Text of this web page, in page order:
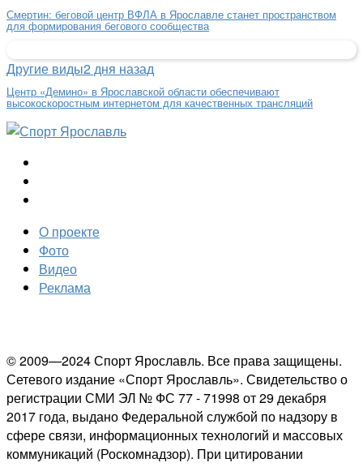
Смертин: беговой центр ВФЛА в Ярославле станет пространством
для формирования бегового сообщества
Другие виды2 дня назад
Центр «Демино» в Ярославской области обеспечивают
высокоскоростным интернетом для качественных трансляций
О проекте
Фото
Видео
Реклама
© 2009—2024 Спорт Ярославль. Все права защищены.
Сетевого издание «Спорт Ярославль». Свидетельство о
регистрации СМИ ЭЛ № ФС 77 - 71998 от 29 декабря
2017 года, выдано Федеральной службой по надзору в
сфере связи, информационных технологий и массовых
коммуникаций (Роскомнадзор). При цитировании